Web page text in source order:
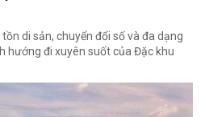
di sản, chuyển đổi số và đa dạng
hướng đi xuyên suốt của Đặc khu